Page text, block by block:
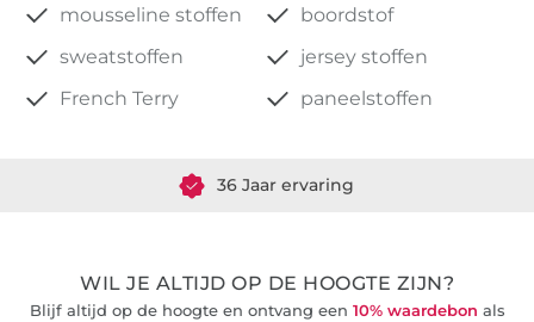
mousseline stoffen
boordstof
sweatstoffen
jersey stoffen
French Terry
paneelstoffen
36 Jaar ervaring
WIL JE ALTIJD OP DE HOOGTE ZIJN?
Blijf altijd op de hoogte en ontvang een 10% waardebon als